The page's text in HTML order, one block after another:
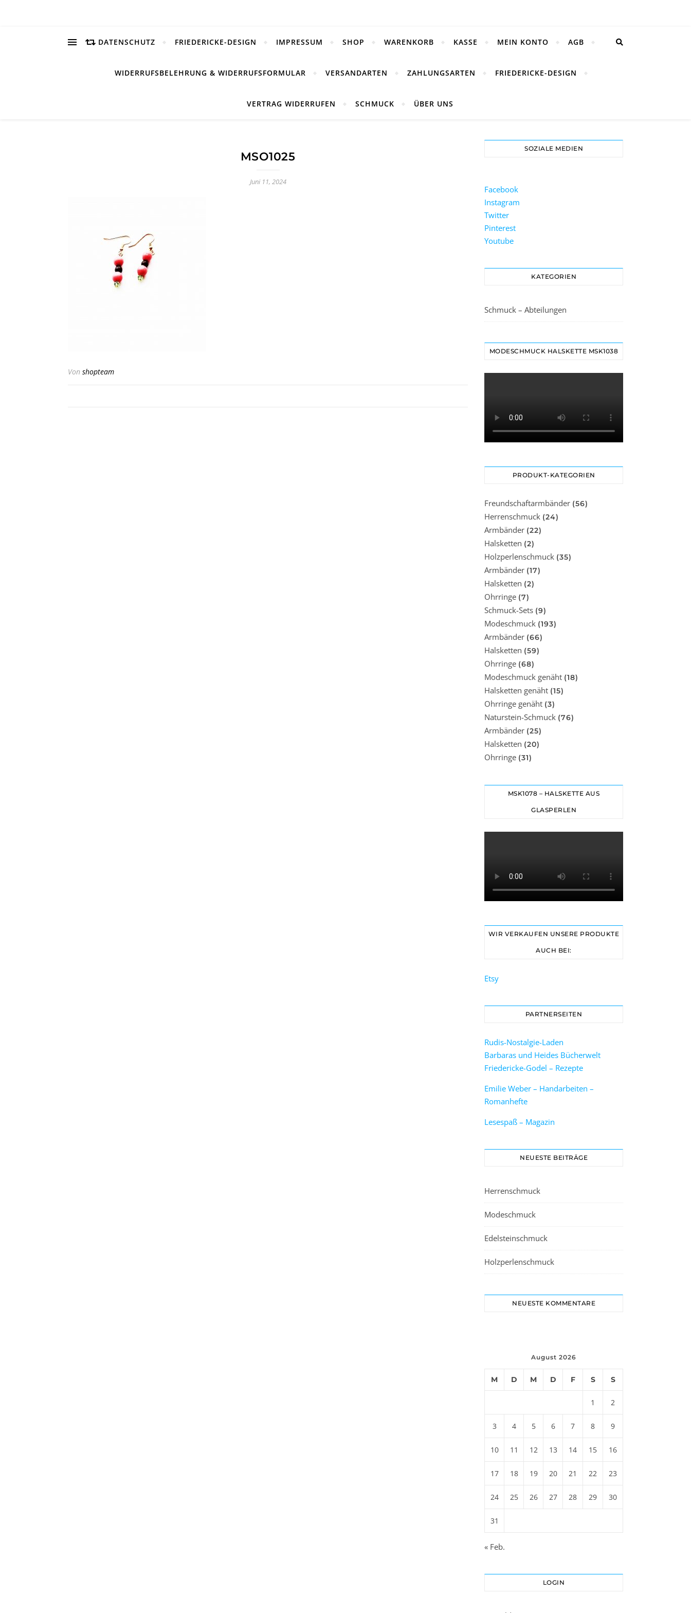
DATENSCHUTZ FRIEDERICKE-DESIGN IMPRESSUM SHOP WARENKORB KASSE MEIN KONTO AGB
WIDERRUFSBELEHRUNG & WIDERRUFSFORMULAR VERSANDARTEN ZAHLUNGSARTEN FRIEDERICKE-DESIGN
VERTRAG WIDERRUFEN SCHMUCK ÜBER UNS
MSO1025
Juni 11, 2024
Von shopteam
SOZIALE MEDIEN
Facebook
Instagram
Twitter
Pinterest
Youtube
KATEGORIEN
Schmuck – Abteilungen
MODESCHMUCK HALSKETTE MSK1038
PRODUKT-KATEGORIEN
Freundschaftarmbänder (56)
Herrenschmuck (24)
Armbänder (22)
Halsketten (2)
Holzperlenschmuck (35)
Armbänder (17)
Halsketten (2)
Ohrringe (7)
Schmuck-Sets (9)
Modeschmuck (193)
Armbänder (66)
Halsketten (59)
Ohrringe (68)
Modeschmuck genäht (18)
Halsketten genäht (15)
Ohrringe genäht (3)
Naturstein-Schmuck (76)
Armbänder (25)
Halsketten (20)
Ohrringe (31)
MSK1078 – HALSKETTE AUS
GLASPERLEN
WIR VERKAUFEN UNSERE PRODUKTE
AUCH BEI:
Etsy
PARTNERSEITEN
Rudis-Nostalgie-Laden
Barbaras und Heides Bücherwelt
Friedericke-Godel – Rezepte
Emilie Weber – Handarbeiten –
Romanhefte
Lesespaß – Magazin
NEUESTE BEITRÄGE
Herrenschmuck
Modeschmuck
Edelsteinschmuck
Holzperlenschmuck
NEUESTE KOMMENTARE
August 2026
M D M D F S S
1 2
3 4 5 6 7 8 9
10 11 12 13 14 15 16
17 18 19 20 21 22 23
24 25 26 27 28 29 30
31
« Feb.
LOGIN